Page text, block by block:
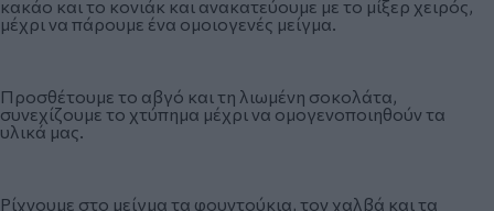
κακάο και το κονιάκ και ανακατεύουμε με το μίξερ χειρός,
μέχρι να πάρουμε ένα ομοιογενές μείγμα.
Προσθέτουμε το αβγό και τη λιωμένη σοκολάτα,
συνεχίζουμε το χτύπημα μέχρι να ομογενοποιηθούν τα
υλικά μας.
Ρίχνουμε στο μείγμα τα φουντούκια, τον χαλβά και τα